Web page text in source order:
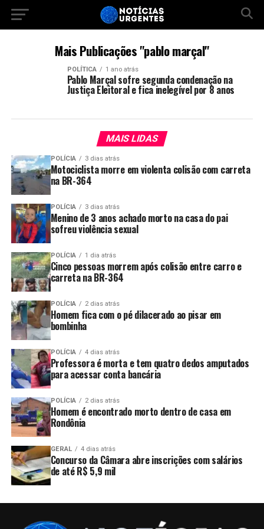
Mais Publicações "pablo marçal"
POLÍTICA 1 ano atrás
Pablo Marçal sofre segunda condenação na
Justiça Eleitoral e fica inelegível por 8 anos
MAIS LIDAS
POLÍCIA 3 dias atrás
Motociclista morre em violenta colisão com carreta
na BR-364
POLÍCIA 3 dias atrás
Menino de 3 anos achado morto na casa do pai
sofreu violência sexual
POLÍCIA 1 dia atrás
Cinco pessoas morrem após colisão entre carro e
carreta na BR-364
POLÍCIA 2 dias atrás
Homem fica com o pé dilacerado ao pisar em
bombinha
POLÍCIA 4 dias atrás
Professora é morta e tem quatro dedos amputados
para acessar conta bancária
POLÍCIA 2 dias atrás
Homem é encontrado morto dentro de casa em
Rondônia
GERAL 4 dias atrás
Concurso da Câmara abre inscrições com salários
de até R$ 5,9 mil